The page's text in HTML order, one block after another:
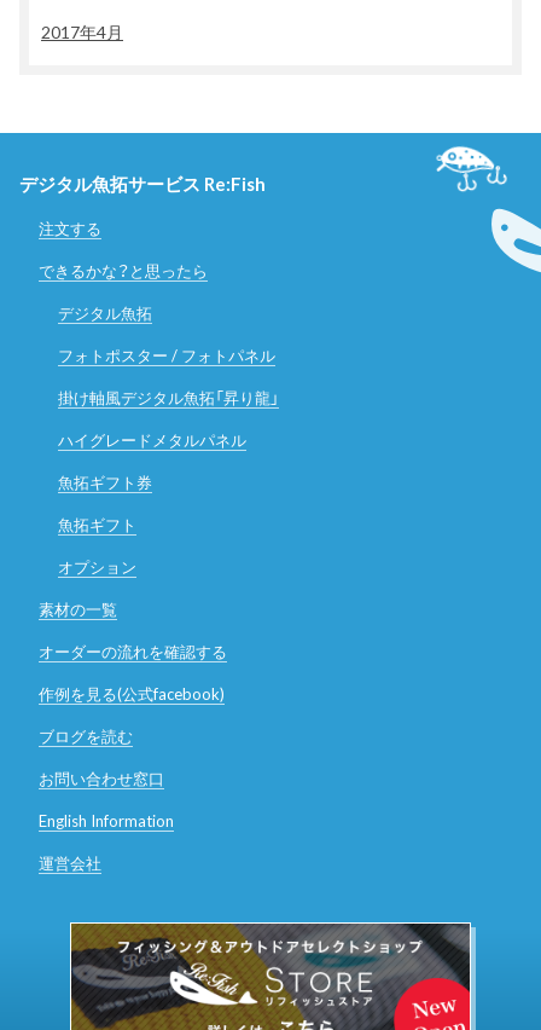
2017年4月
デジタル魚拓サービス Re:Fish
注文する
できるかな？と思ったら
デジタル魚拓
フォトポスター / フォトパネル
掛け軸風デジタル魚拓「昇り龍」
ハイグレードメタルパネル
魚拓ギフト券
魚拓ギフト
オプション
素材の一覧
オーダーの流れを確認する
作例を見る(公式facebook)
ブログを読む
お問い合わせ窓口
English Information
運営会社